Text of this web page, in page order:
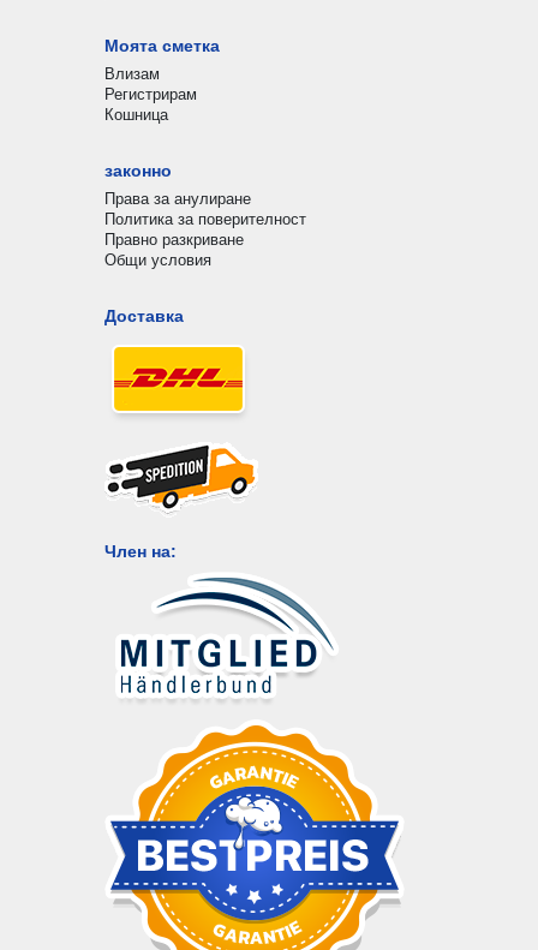
Моята сметка
Влизам
Регистрирам
Кошница
законно
Права за анулиране
Политика за поверителност
Правно разкриване
Общи условия
Доставка
Член на: